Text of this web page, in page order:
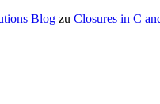
Blog zu Closures in C